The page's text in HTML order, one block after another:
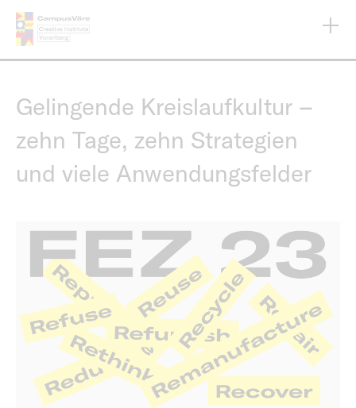
Inhalt
Gelingende Kreislaufkultur –
zehn Tage, zehn Strategien
und viele Anwendungsfelder